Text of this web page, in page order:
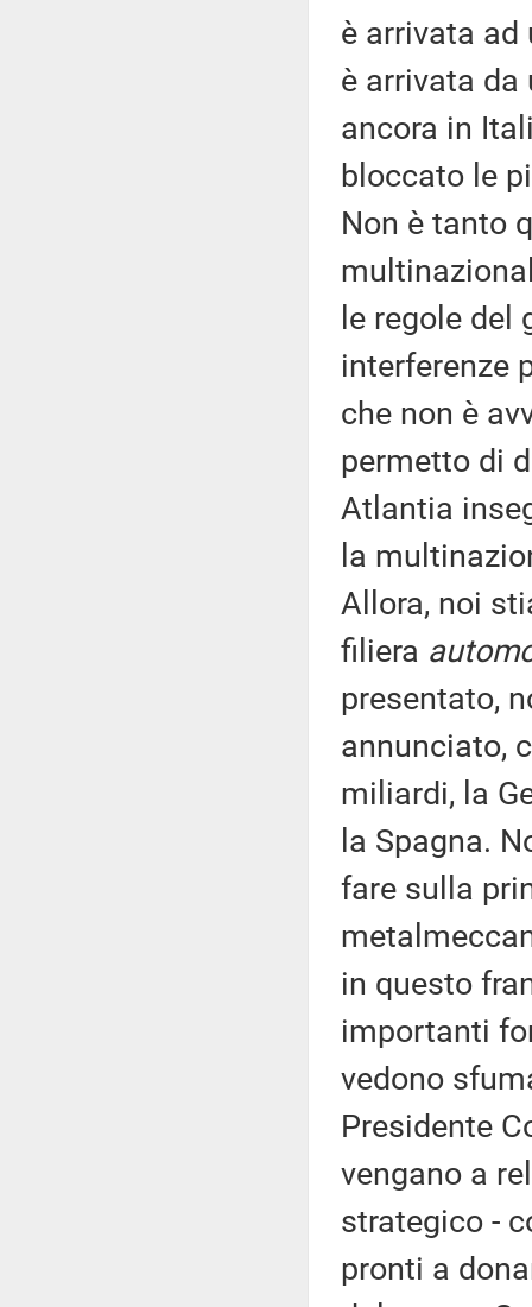
è arrivata
è arrivata da
ancora in
bloccato le
Non è tanto
le regole
interferenze
che non è
permetto di
Atlantia
la
Allora, noi
filiera
presentato,
annunciato,
miliardi, la
la Spagna.
fare sulla
in questo
importanti
vedono
Presidente
vengano a
strategico -
pronti a